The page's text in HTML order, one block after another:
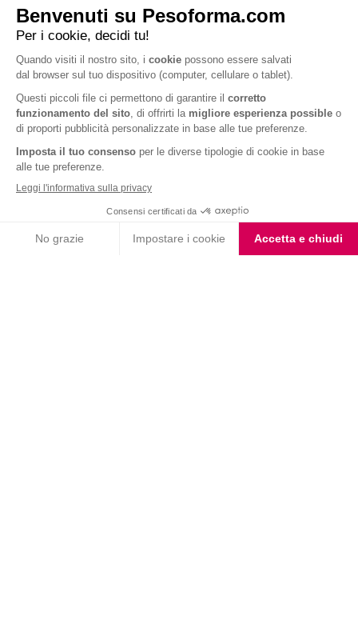
Caramello
Iscriviti alla newsletter
Letta l'informativa privacy, acconsento all'iscrizione alla newsletter